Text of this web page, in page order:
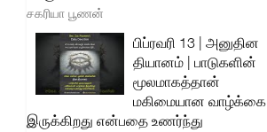
சகரியா பூணன்
பிப்ரவரி 13 | அனுதின
தியானம் | பாடுகளின்
மூலமாகத்தான்
மகிமையான வாழ்க்கை
இருக்கிறது என்பதை உணர்ந்து